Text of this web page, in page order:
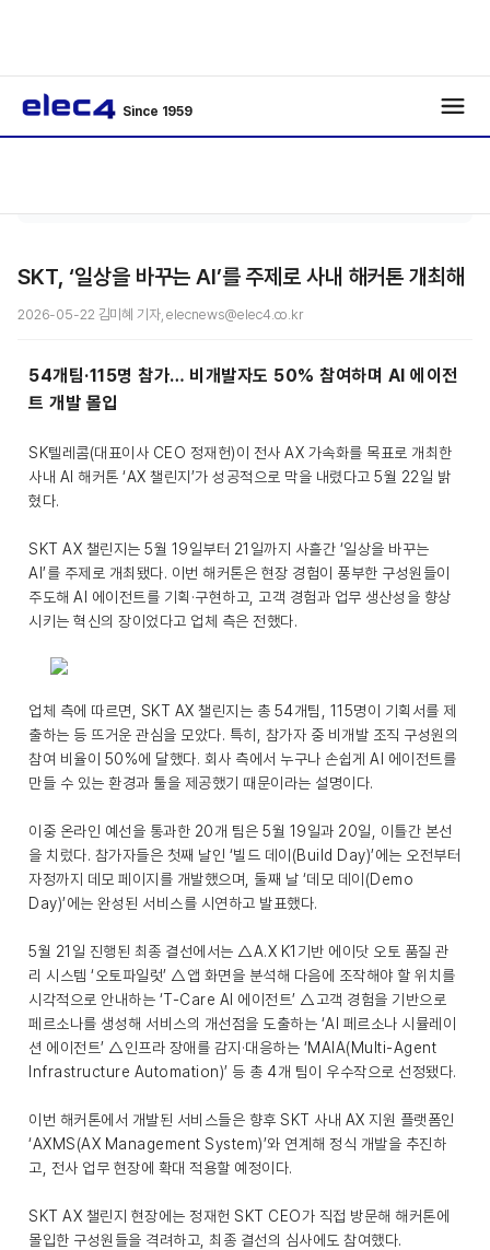
Since 1959
SKT, ‘일상을 바꾸는 AI’를 주제로 사내 해커톤 개최해
2026-05-22 김미혜 기자, elecnews@elec4.co.kr
54개팀·115명 참가… 비개발자도 50% 참여하며 AI 에이전
트 개발 몰입
SK텔레콤(대표이사 CEO 정재헌)이 전사 AX 가속화를 목표로 개최한
사내 AI 해커톤 ‘AX 챌린지’가 성공적으로 막을 내렸다고 5월 22일 밝
혔다.
SKT AX 챌린지는 5월 19일부터 21일까지 사흘간 ‘일상을 바꾸는
AI’를 주제로 개최됐다. 이번 해커톤은 현장 경험이 풍부한 구성원들이
주도해 AI 에이전트를 기획·구현하고, 고객 경험과 업무 생산성을 향상
시키는 혁신의 장이었다고 업체 측은 전했다.
업체 측에 따르면, SKT AX 챌린지는 총 54개팀, 115명이 기획서를 제
출하는 등 뜨거운 관심을 모았다. 특히, 참가자 중 비개발 조직 구성원의
참여 비율이 50%에 달했다. 회사 측에서 누구나 손쉽게 AI 에이전트를
만들 수 있는 환경과 툴을 제공했기 때문이라는 설명이다.
이중 온라인 예선을 통과한 20개 팀은 5월 19일과 20일, 이틀간 본선
을 치렀다. 참가자들은 첫째 날인 ‘빌드 데이(Build Day)’에는 오전부터
자정까지 데모 페이지를 개발했으며, 둘째 날 ‘데모 데이(Demo
Day)’에는 완성된 서비스를 시연하고 발표했다.
5월 21일 진행된 최종 결선에서는 △A.X K1기반 에이닷 오토 품질 관
리 시스템 ‘오토파일럿’ △앱 화면을 분석해 다음에 조작해야 할 위치를
시각적으로 안내하는 ‘T-Care AI 에이전트’ △고객 경험을 기반으로
페르소나를 생성해 서비스의 개선점을 도출하는 ‘AI 페르소나 시뮬레이
션 에이전트’ △인프라 장애를 감지·대응하는 ‘MAIA(Multi-Agent
Infrastructure Automation)’ 등 총 4개 팀이 우수작으로 선정됐다.
이번 해커톤에서 개발된 서비스들은 향후 SKT 사내 AX 지원 플랫폼인
‘AXMS(AX Management System)’와 연계해 정식 개발을 추진하
고, 전사 업무 현장에 확대 적용할 예정이다.
SKT AX 챌린지 현장에는 정재헌 SKT CEO가 직접 방문해 해커톤에
몰입한 구성원들을 격려하고, 최종 결선의 심사에도 참여했다.